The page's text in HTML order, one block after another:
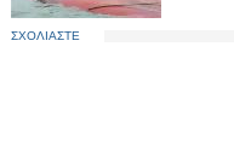
ΣΧΟΛΙΑΣΤΕ